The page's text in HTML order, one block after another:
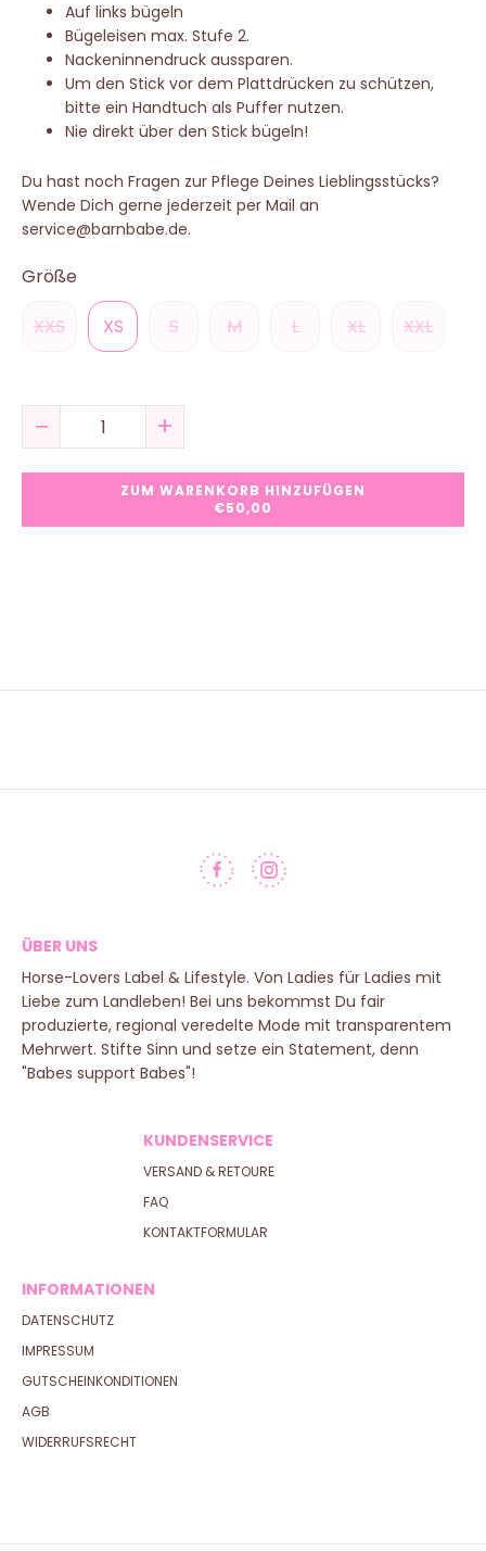
Auf links bügeln
Bügeleisen max. Stufe 2.
Nackeninnendruck aussparen.
Um den Stick vor dem Plattdrücken zu schützen,
bitte ein Handtuch als Puffer nutzen.
Nie direkt über den Stick bügeln!
Du hast noch Fragen zur Pflege Deines Lieblingsstücks?
Wende Dich gerne jederzeit per Mail an
service@barnbabe.de.
Größe
XXS
XS S M L XL XXL
− +
ZUM WARENKORB HINZUFÜGEN
€50,00
ÜBER UNS
Horse-Lovers Label & Lifestyle. Von Ladies für Ladies mit
Liebe zum Landleben! Bei uns bekommst Du fair
produzierte, regional veredelte Mode mit transparentem
Mehrwert. Stifte Sinn und setze ein Statement, denn
"Babes support Babes"!
KUNDENSERVICE
VERSAND & RETOURE
FAQ
KONTAKTFORMULAR
INFORMATIONEN
DATENSCHUTZ
IMPRESSUM
GUTSCHEINKONDITIONEN
AGB
WIDERRUFSRECHT